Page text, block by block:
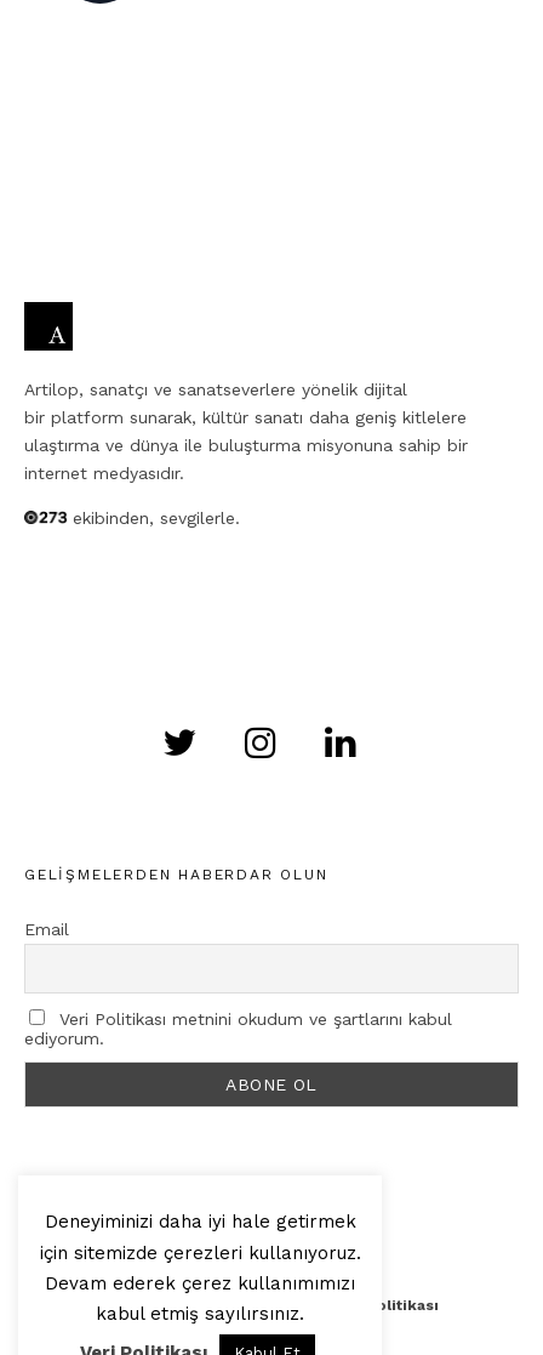
Artilop, sanatçı ve sanatseverlere yönelik dijital
bir platform sunarak, kültür sanatı daha geniş kitlelere
ulaştırma ve dünya ile buluşturma misyonuna sahip bir
internet medyasıdır.
ekibinden, sevgilerle.
GELIŞMELERDEN HABERDAR OLUN
Email
Veri Politikası metnini okudum ve şartlarını kabul
ediyorum.
© 2025, Artilop
Künye Yazar Başvurusu Veri Politikası
Deneyiminizi daha iyi hale getirmek
için sitemizde çerezleri kullanıyoruz.
Devam ederek çerez kullanımımızı
kabul etmiş sayılırsınız.